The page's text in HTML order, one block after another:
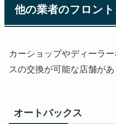
他の業者のフロン
カーショップやディーラ
スの交換が可能な店舗があ
オートバックス